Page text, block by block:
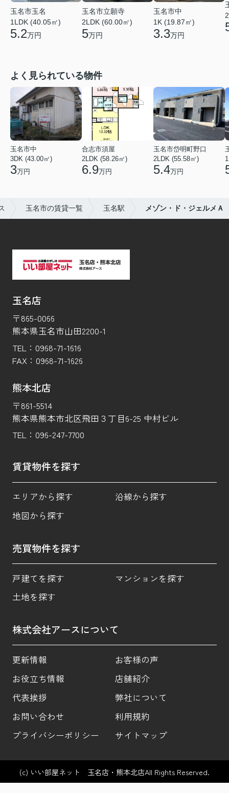
玉名市玉名
1LDK (40.05㎡)
5.2万円
玉名市立願寺
2LDK (60.00㎡)
5万円
玉名市中
1K (19.87㎡)
3.3万円
よく見られている物件
玉名市中
3DK (43.00㎡)
3万円
合志市須屋
2LDK (58.26㎡)
6.9万円
玉名市岱明町野口
2LDK (55.58㎡)
5.4万円
玉名市の賃貸一覧 玉名駅 メゾン・ド・ジェルメＡ
玉名店
〒865-0066
熊本県玉名市山田2200-1
TEL： 0968-71-1616
FAX： 0968-71-1626
熊本北店
〒861-5514
熊本県熊本市北区飛田３丁目6-25 中村ビル
TEL： 096-247-7700
賃貸物件を探す
エリアから探す
沿線から探す
地図から探す
売買物件を探す
戸建てを探す
マンションを探す
土地を探す
株式会社アースについて
更新情報
お客様の声
お役立ち情報
店舗紹介
代表挨拶
弊社について
お問い合わせ
利用規約
プライバシーポリシー
サイトマップ
(c) いい部屋ネット 玉名店・熊本北店All Rights Reserved.